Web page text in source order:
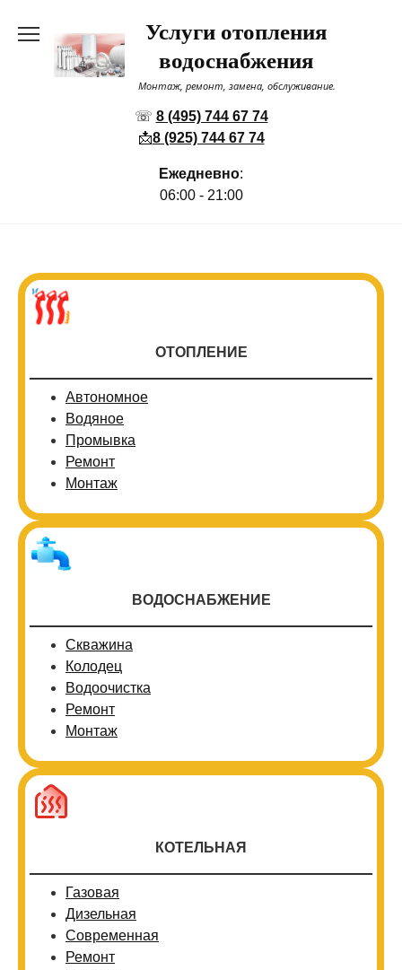
содержанию
Услуги отопления
водоснабжения
Монтаж, ремонт, замена, обслуживание.
☏ 8 (495) 744 67 74
📩8 (925) 744 67 74
Ежедневно:
06:00 - 21:00
ОТОПЛЕНИЕ
Автономное
Водяное
Промывка
Ремонт
Монтаж
ВОДОСНАБЖЕНИЕ
Скважина
Колодец
Водоочистка
Ремонт
Монтаж
КОТЕЛЬНАЯ
Газовая
Дизельная
Современная
Ремонт